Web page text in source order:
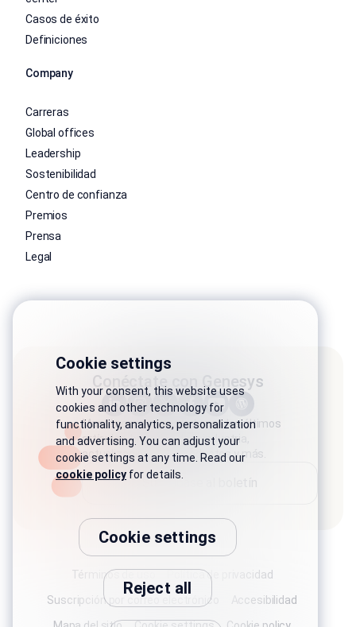
Casos de éxito
Definiciones
Company
Carreras
Global offices
Leadership
Sostenibilidad
Centro de confianza
Premios
Prensa
Legal
Conéctate con Genesys
Manténgase conectado con los últimos
artículos, historias de la industria,
actualizaciones de productos y más.
Suscríbase al boletín
Términos de uso
Política de privacidad
Suscripción por correo electrónico
Accesibilidad
Cookie settings
With your consent, this website uses
cookies and other technology for
functionality, analytics, personalization
and advertising. You can adjust your
cookie settings at any time. Read our
cookie policy for details.
Cookie settings
Reject all